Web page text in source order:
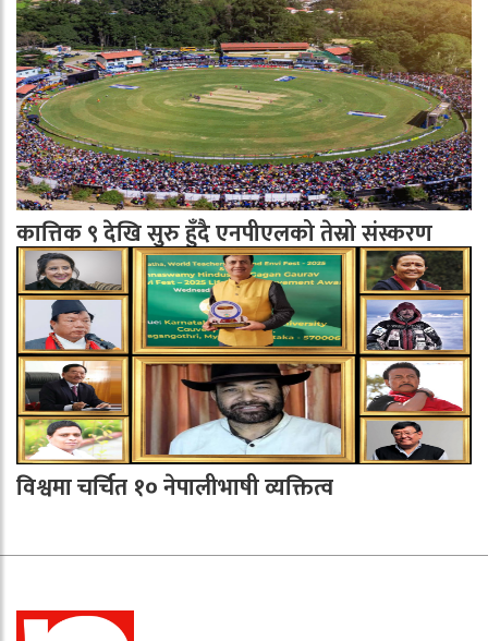
कात्तिक ९ देखि सुरु हुँदै एनपीएलको तेस्रो संस्करण
विश्वमा चर्चित १० नेपालीभाषी व्यक्तित्व